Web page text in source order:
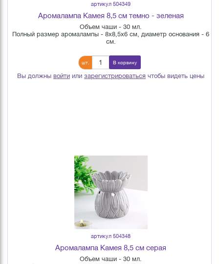
артикул 504349
Аромалампа Камея 8,5 см темно - зеленая
Объем чаши - 30 мл.
Полный размер аромалампы - 8х8,5х6 см, диаметр основания - 6
см.
шт. В корзину
Вы должны войти или зарегистрироваться чтобы видеть цены
артикул 504348
Аромалампа Камея 8,5 см серая
Объем чаши - 30 мл.